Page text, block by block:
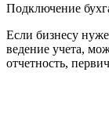
Подключение
Если бизнесу
ведение учета,
отчетность,